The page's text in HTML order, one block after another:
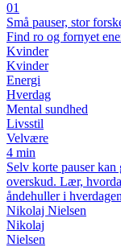
01
Små pauser, stor
Find ro og fornyet
Kvinder
Kvinder
Energi
Hverdag
Mental sundhed
Livsstil
Velvære
4 min
Selv korte pauser
overskud. Lær,
åndehuller i
Nikolaj Nielsen
Nikolaj
Nielsen